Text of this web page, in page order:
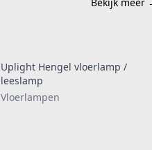
Uplight Hengel vloerlamp /
leeslamp
Vloerlampen